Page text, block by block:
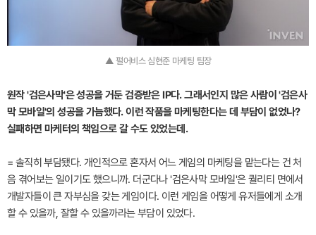
▲ 펄어비스 심현준 마케팅 팀장
원작 '검은사막'은 성공을 거둔 검증받은 IP다. 그래서인지 많은 사람이 '검은사
막 모바일'의 성공을 가늠했다. 이런 작품을 마케팅한다는 데 부담이 없었나?
실패하면 마케터의 책임으로 갈 수도 있었는데.
= 솔직히 부담됐다. 개인적으로 혼자서 어느 게임의 마케팅을 맡는다는 건 처
음 겪어보는 일이기도 했으니까. 더군다나 '검은사막 모바일'은 퀄리티 면에서
개발자들이 큰 자부심을 갖는 게임이다. 이런 게임을 어떻게 유저들에게 소개
할 수 있을까, 잘할 수 있을까라는 부담이 있었다.